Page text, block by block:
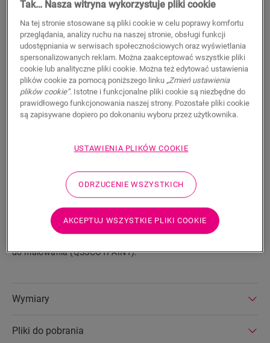
11,50
Sugerowana cena brutto
WYSZUKAJ
Właściwości produktu
dopasowana do koloru podłogi. Listwa przypodłogowa może
być również przydatna jako wykończenie w połączeniu z
Aby uzyskać wodoszczelne wykończenie, można połączyć ją z
paskami piankowymi Foamstrip, Hydrokit i Hydrostrip. Listwa
do malowania (QSSCOTPAINT).
Wymiary
Pliki do pobrania
Tak… Nasza witryna wykorzystuje pliki cookie
Na tej stronie stosowane są pliki cookie w celu poprawy komfortu
przeglądania, analizy ruchu na naszej stronie, obsługi funkcji
udostępniania w serwisach społecznościowych oraz wyświetlania
spersonalizowanych reklam. Można zaakceptować wszystkie pliki
cookie lub analityczne pliki cookie. Można też edytować ustawienia
plików cookie za pomocą poniższego linku „Zmień ustawienia
plików cookie”. Istotne i funkcjonalne pliki cookie są niezbędne do
prawidłowego funkcjonowania naszej strony. Pozostałe pliki cookie
są zapisywane dopiero po dokonaniu wyboru przez użytkownika.
USTAWIENIA PLIKÓW COOKIE
ODRZUCENIE WSZYSTKICH
AKCEPTUJ WSZYSTKIE PLIKI COOKIE